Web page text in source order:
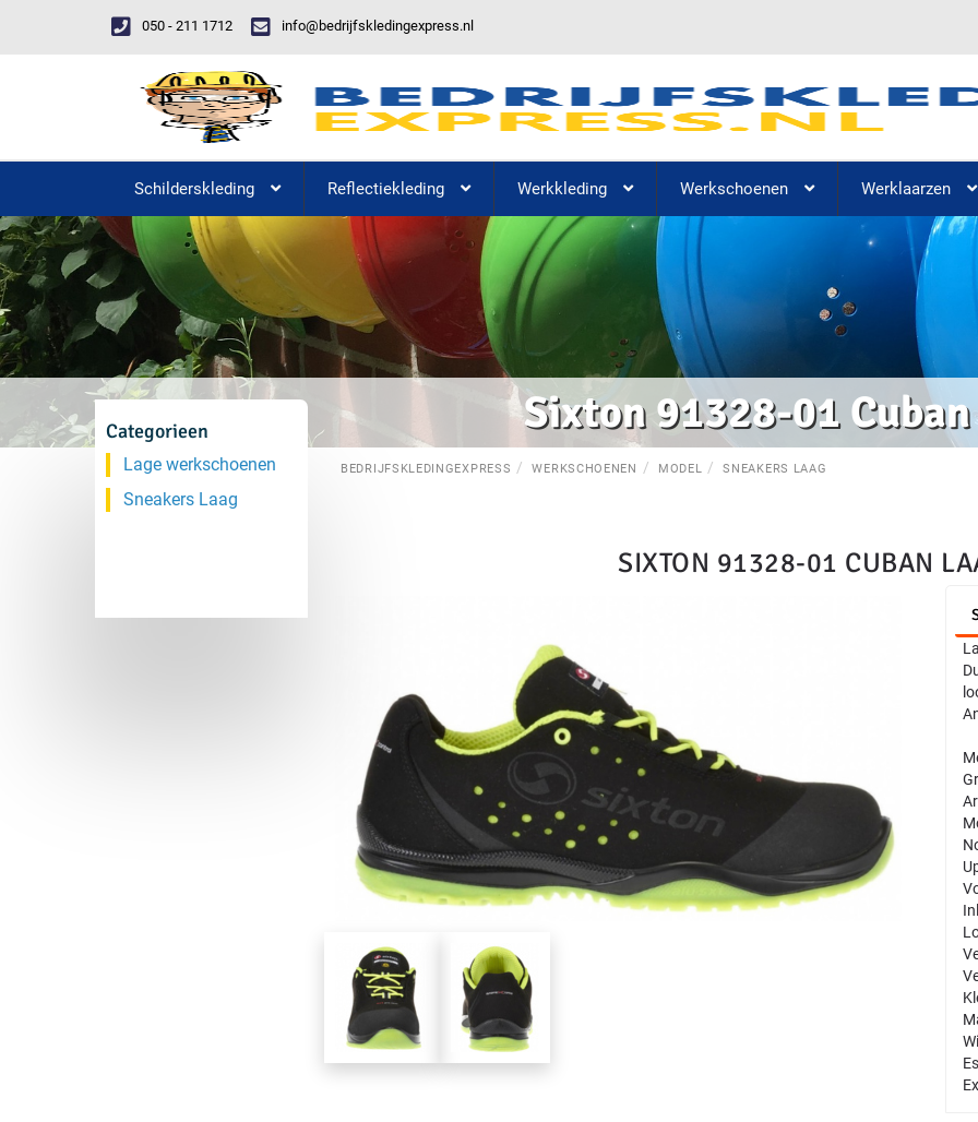
050 - 211 1712 info@bedrijfskledingexpress.nl
Schilderskleding Reflectiekleding Werkkleding Werkschoenen Werklaarzen
Sixton 91328-01 Cuban
BEDRIJFSKLEDINGEXPRESS WERKSCHOENEN MODEL SNEAKERS LAAG
SIXTON 91328-01 CUBAN
Categorieen
Lage werkschoenen
Sneakers Laag